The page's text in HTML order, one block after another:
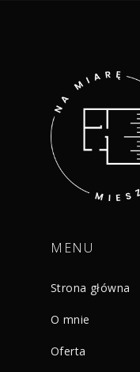
MENU
Strona główna
O mnie
Oferta